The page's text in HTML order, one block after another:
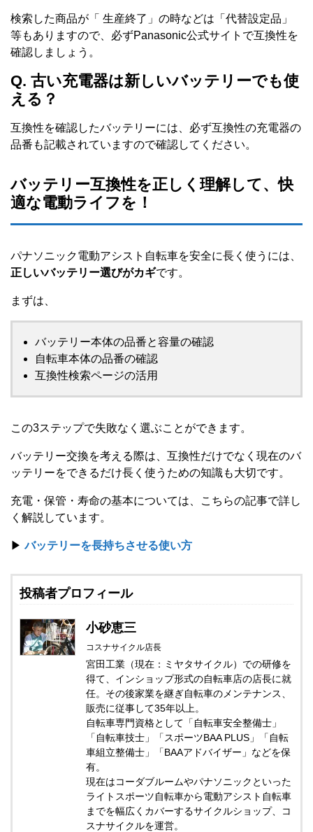
検索した商品が「 生産終了」の時などは「代替設定品」
等もありますので、必ずPanasonic公式サイトで互換性を
確認しましょう。
Q. 古い充電器は新しいバッテリーでも使
える？
互換性を確認したバッテリーには、必ず互換性の充電器の
品番も記載されていますので確認してください。
バッテリー互換性を正しく理解して、快
適な電動ライフを！
パナソニック電動アシスト自転車を安全に長く使うには、
正しいバッテリー選びがカギです。
まずは、
バッテリー本体の品番と容量の確認
自転車本体の品番の確認
互換性検索ページの活用
この3ステップで失敗なく選ぶことができます。
バッテリー交換を考える際は、互換性だけでなく現在のバ
ッテリーをできるだけ長く使うための知識も大切です。
充電・保管・寿命の基本については、こちらの記事で詳し
く解説しています。
▶バッテリーを長持ちさせる使い方
投稿者プロフィール
小砂恵三
コスナサイクル店長
宮田工業（現在：ミヤタサイクル）での研修を
得て、インショップ形式の自転車店の店長に就
任。その後家業を継ぎ自転車のメンテナンス、
販売に従事して35年以上。
自転車専門資格として「自転車安全整備士」
「自転車技士」「スポーツBAA PLUS」「自転
車組立整備士」「BAAアドバイザー」などを保
有。
現在はコーダブルームやパナソニックといった
ライトスポーツ自転車から電動アシスト自転車
までを幅広くカバーするサイクルショップ、コ
スナサイクルを運営。